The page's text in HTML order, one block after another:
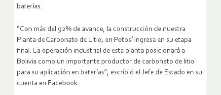
baterías.
“Con más del 92% de avance, la construcción de nuestra
Planta de Carbonato de Litio, en Potosí ingresa en su etapa
final. La operación industrial de esta planta posicionará a
Bolivia como un importante productor de carbonato de litio
para su aplicación en baterías”, escribió el Jefe de Estado en su
cuenta en Facebook.